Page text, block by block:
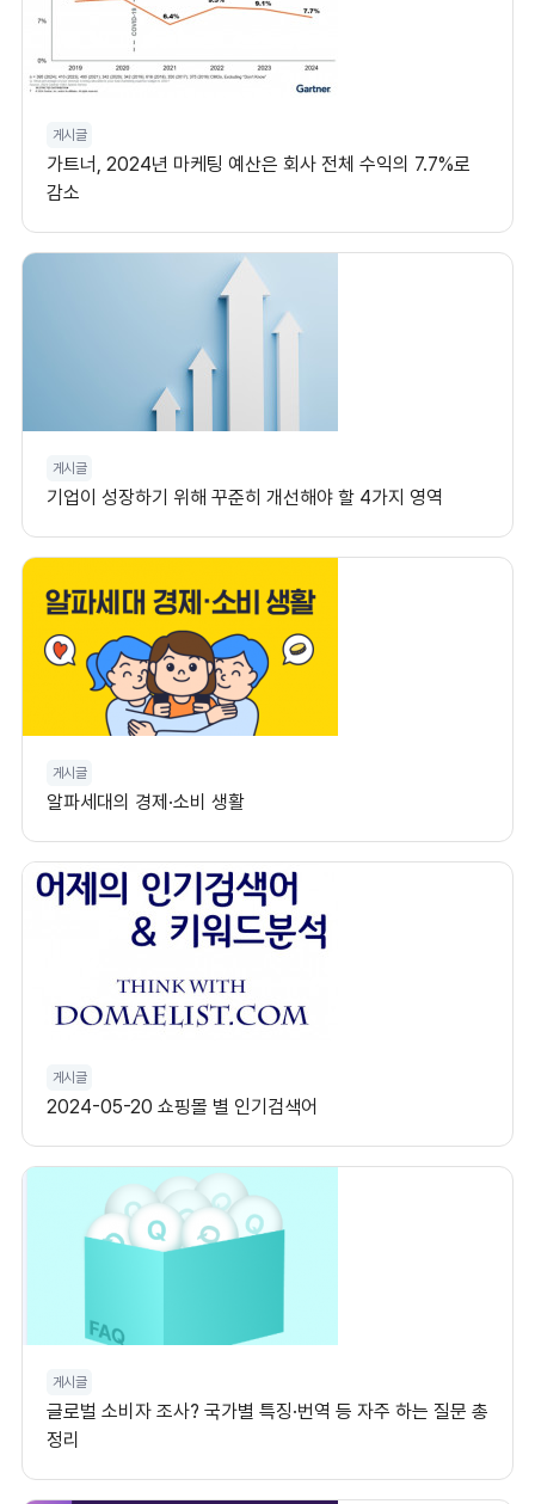
게시글
가트너, 2024년 마케팅 예산은 회사 전체 수익의 7.7%로
감소
게시글
기업이 성장하기 위해 꾸준히 개선해야 할 4가지 영역
게시글
알파세대의 경제·소비 생활
게시글
2024-05-20 쇼핑몰 별 인기검색어
게시글
글로벌 소비자 조사? 국가별 특징·번역 등 자주 하는 질문 총
정리